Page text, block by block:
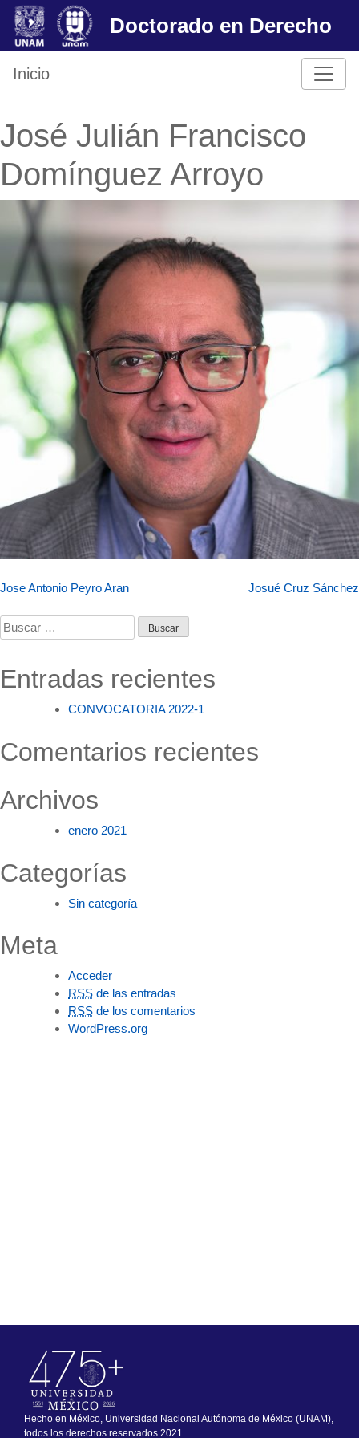
Skip
content
Doctorado en Derecho
Inicio
José Julián Francisco
Domínguez Arroyo
Navegación
de
Jose Antonio Peyro Aran Josué Cruz Sánchez
Buscar:
Entradas recientes
CONVOCATORIA 2022-1
Comentarios recientes
Archivos
enero 2021
Categorías
Sin categoría
Meta
Acceder
RSS de las entradas
RSS de los comentarios
WordPress.org
Hecho en México, Universidad Nacional Autónoma de México (UNAM),
todos los derechos reservados 2021.